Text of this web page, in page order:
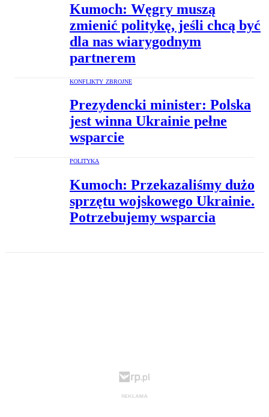
Kumoch: Węgry muszą
zmienić politykę, jeśli chcą być
dla nas wiarygodnym
partnerem
KONFLIKTY ZBROJNE
Prezydencki minister: Polska
jest winna Ukrainie pełne
wsparcie
POLITYKA
Kumoch: Przekazaliśmy dużo
sprzętu wojskowego Ukrainie.
Potrzebujemy wsparcia